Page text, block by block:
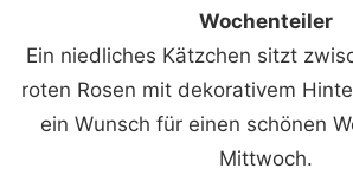
Wochenteiler
Ein niedliches Kätzchen sitzt
roten Rosen mit dekorativem
ein Wunsch für einen schönen
Mittwoch.